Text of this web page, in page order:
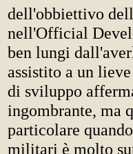
dell'obbiettivo
nell'Official
ben lungi
assistito a un
di sviluppo
ingombrante, ma
particolare
militari è molto